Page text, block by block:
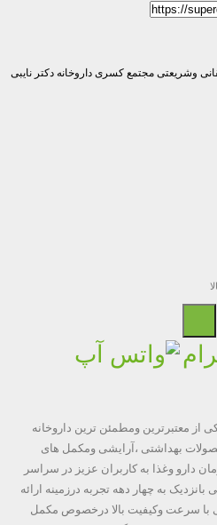
از معتبرترین ومطمئن ترین داروخانه
بهداشتی ،آرایشی ومکمل های
دارو وغذا به کاربران عزیز در سراسر
بانزدیک به چهار دهه تجربه درزمینه ارائه
با سرعت وکیفیت بالا درخصوص مکمل